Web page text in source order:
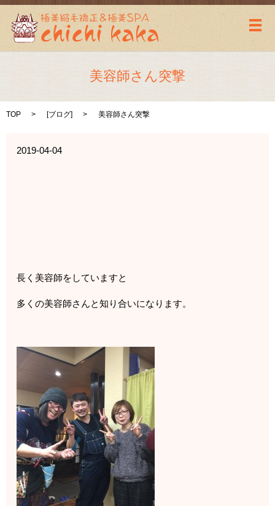
メ
美容師さん突撃
TOP [ブログ] 美容師さん突撃
2019-04-04
長く美容師をしていますと
多くの美容師さんと知り合いになります。